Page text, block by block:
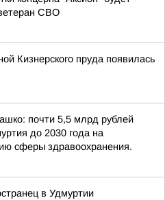
СВО
Кизнерского пруда появилась
почти 5,5 млрд рублей
до 2030 года на
сферы здравоохранения.
в Удмуртии